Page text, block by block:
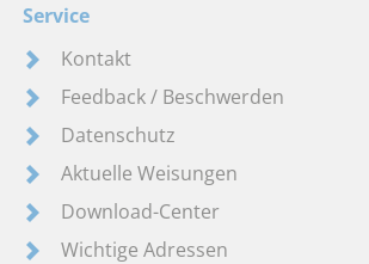
Service
Kontakt
Feedback / Beschwerden
Datenschutz
Aktuelle Weisungen
Download-Center
Wichtige Adressen